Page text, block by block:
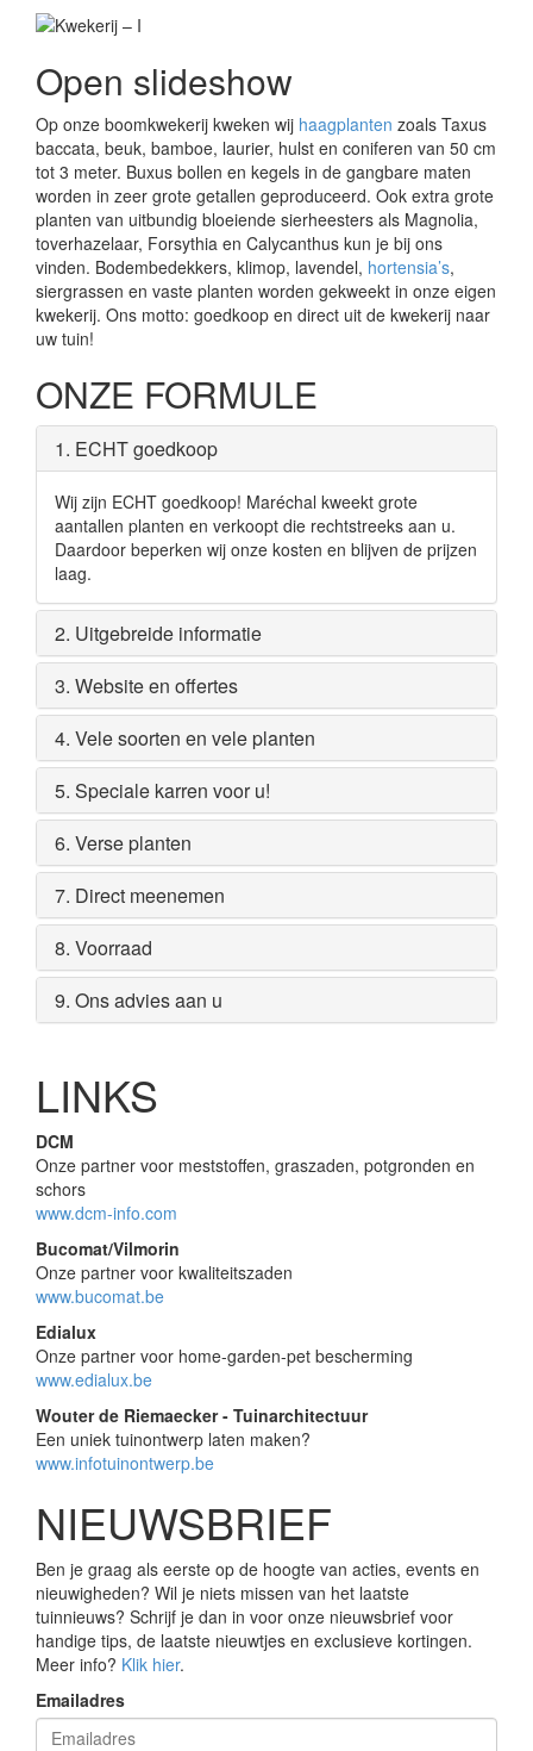
Open slideshow
Op onze boomkwekerij kweken wij haagplanten zoals Taxus
baccata, beuk, bamboe, laurier, hulst en coniferen van 50 cm
tot 3 meter. Buxus bollen en kegels in de gangbare maten
worden in zeer grote getallen geproduceerd. Ook extra grote
planten van uitbundig bloeiende sierheesters als Magnolia,
toverhazelaar, Forsythia en Calycanthus kun je bij ons
vinden. Bodembedekkers, klimop, lavendel, hortensia’s,
siergrassen en vaste planten worden gekweekt in onze eigen
kwekerij. Ons motto: goedkoop en direct uit de kwekerij naar
uw tuin!
ONZE FORMULE
1. ECHT goedkoop
Wij zijn ECHT goedkoop! Maréchal kweekt grote
aantallen planten en verkoopt die rechtstreeks aan u.
Daardoor beperken wij onze kosten en blijven de prijzen
laag.
2. Uitgebreide informatie
3. Website en offertes
4. Vele soorten en vele planten
5. Speciale karren voor u!
6. Verse planten
7. Direct meenemen
8. Voorraad
9. Ons advies aan u
LINKS
DCM
Onze partner voor meststoffen, graszaden, potgronden en
schors
www.dcm-info.com
Bucomat/Vilmorin
Onze partner voor kwaliteitszaden
www.bucomat.be
Edialux
Onze partner voor home-garden-pet bescherming
www.edialux.be
Wouter de Riemaecker - Tuinarchitectuur
Een uniek tuinontwerp laten maken?
www.infotuinontwerp.be
NIEUWSBRIEF
Ben je graag als eerste op de hoogte van acties, events en
nieuwigheden? Wil je niets missen van het laatste
tuinnieuws? Schrijf je dan in voor onze nieuwsbrief voor
handige tips, de laatste nieuwtjes en exclusieve kortingen.
Meer info? Klik hier.
Emailadres